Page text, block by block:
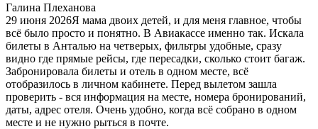
Галина Плеханова
29 июня 2026Я мама двоих детей, и для меня главное, чтобы
всё было просто и понятно. В Авиакассе именно так. Искала
билеты в Анталью на четверых, фильтры удобные, сразу
видно где прямые рейсы, где пересадки, сколько стоит багаж.
Забронировала билеты и отель в одном месте, всё
отобразилось в личном кабинете. Перед вылетом зашла
проверить - вся информация на месте, номера бронирований,
даты, адрес отеля. Очень удобно, когда всё собрано в одном
месте и не нужно рыться в почте.